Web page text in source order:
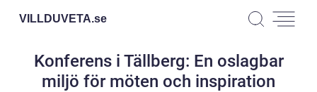
VILLDUVETA.se
Konferens i Tällberg: En oslagbar
miljö för möten och inspiration